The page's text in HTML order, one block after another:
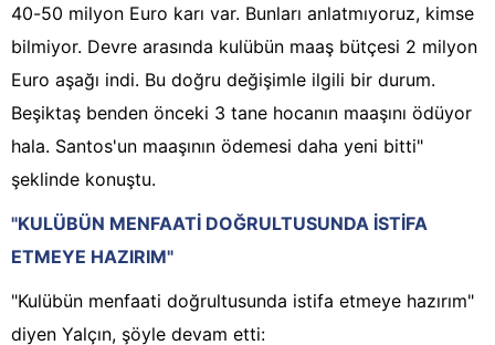
40-50 milyon Euro karı var. Bunları anlatmıyoruz, kimse
bilmiyor. Devre arasında kulübün maaş bütçesi 2 milyon
Euro aşağı indi. Bu doğru değişimle ilgili bir durum.
Beşiktaş benden önceki 3 tane hocanın maaşını ödüyor
hala. Santos'un maaşının ödemesi daha yeni bitti"
şeklinde konuştu.
"KULÜBÜN MENFAATİ DOĞRULTUSUNDA İSTİFA
ETMEYE HAZIRIM"
"Kulübün menfaati doğrultusunda istifa etmeye hazırım"
diyen Yalçın, şöyle devam etti: